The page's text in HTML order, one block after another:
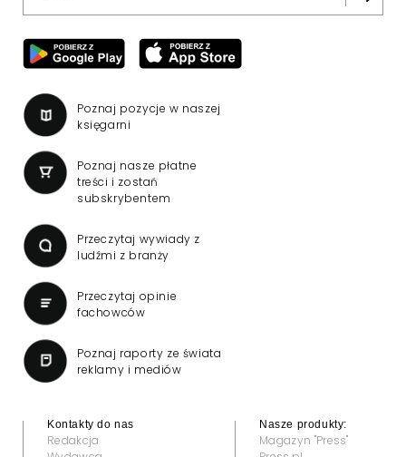
Poznaj pozycje w naszej
księgarni
Poznaj nasze płatne
treści i zostań
subskrybentem
Przeczytaj wywiady z
ludźmi z branży
Przeczytaj opinie
fachowców
Poznaj raporty ze świata
reklamy i mediów
Kontakty do nas
Redakcja
Nasze produkty:
Magazyn "Press"